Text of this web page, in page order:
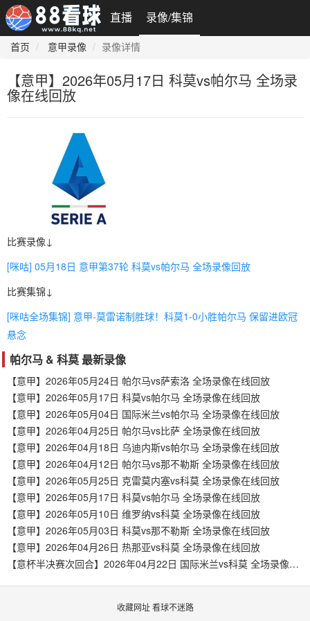
直播 录像/集锦
首页 意甲录像 录像详情
【意甲】2026年05月17日 科莫vs帕尔马 全场录
像在线回放
比赛录像↓
[咪咕] 05月18日 意甲第37轮 科莫vs帕尔马 全场录像回放
比赛集锦↓
[咪咕全场集锦] 意甲-莫雷诺制胜球！科莫1-0小胜帕尔马 保留进欧冠
悬念
帕尔马 & 科莫 最新录像
【意甲】2026年05月24日 帕尔马vs萨索洛 全场录像在线回放
【意甲】2026年05月17日 科莫vs帕尔马 全场录像在线回放
【意甲】2026年05月04日 国际米兰vs帕尔马 全场录像在线回放
【意甲】2026年04月25日 帕尔马vs比萨 全场录像在线回放
【意甲】2026年04月18日 乌迪内斯vs帕尔马 全场录像在线回放
【意甲】2026年04月12日 帕尔马vs那不勒斯 全场录像在线回放
【意甲】2026年05月25日 克雷莫内塞vs科莫 全场录像在线回放
【意甲】2026年05月17日 科莫vs帕尔马 全场录像在线回放
【意甲】2026年05月10日 维罗纳vs科莫 全场录像在线回放
【意甲】2026年05月03日 科莫vs那不勒斯 全场录像在线回放
【意甲】2026年04月26日 热那亚vs科莫 全场录像在线回放
【意杯半决赛次回合】2026年04月22日 国际米兰vs科莫 全场录像在线回放
收藏网址 看球不迷路